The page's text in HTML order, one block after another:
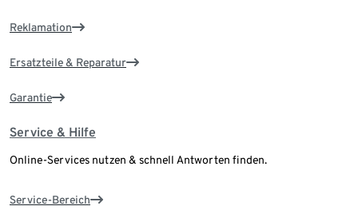
Reklamation
Ersatzteile & Reparatur
Garantie
Service & Hilfe
Online-Services nutzen & schnell Antworten finden.
Service-Bereich